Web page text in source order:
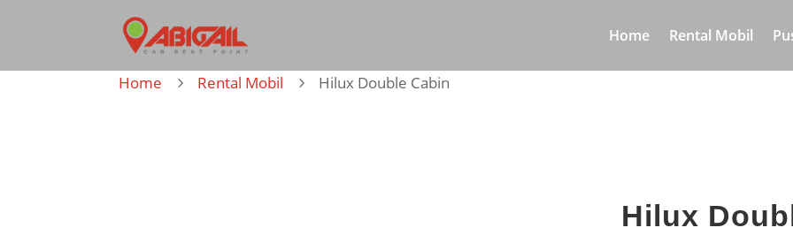
Home Rental Mobil
Home 5 Rental Mobil 5 Hilux Double Cabin
Hilux